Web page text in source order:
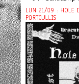
LUN 21/09 : HOLE
PORTCULLIS